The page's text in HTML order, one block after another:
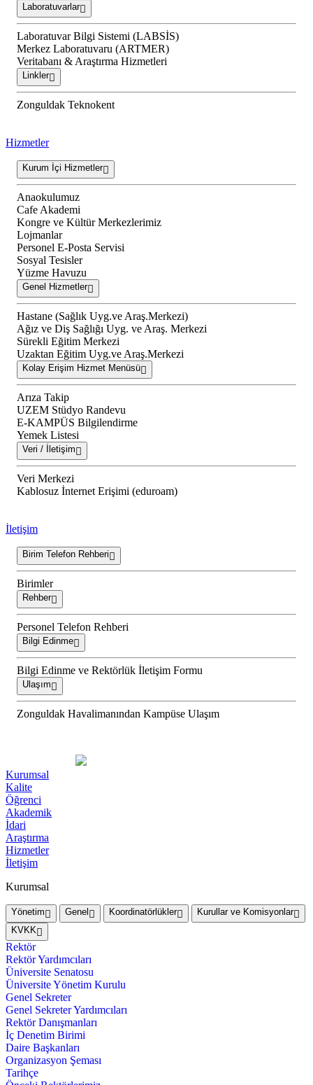
Laboratuvarlar
Laboratuvar Bilgi Sistemi (LABSİS)
Merkez Laboratuvaru (ARTMER)
Veritabanı & Araştırma Hizmetleri
Linkler
Zonguldak Teknokent
Hizmetler
Kurum İçi Hizmetler
Anaokulumuz
Cafe Akademi
Kongre ve Kültür Merkezlerimiz
Lojmanlar
Personel E-Posta Servisi
Sosyal Tesisler
Yüzme Havuzu
Genel Hizmetler
Hastane (Sağlık Uyg.ve Araş.Merkezi)
Ağız ve Diş Sağlığı Uyg. ve Araş. Merkezi
Sürekli Eğitim Merkezi
Uzaktan Eğitim Uyg.ve Araş.Merkezi
Kolay Erişim Hizmet Menüsü
Arıza Takip
UZEM Stüdyo Randevu
E-KAMPÜS Bilgilendirme
Yemek Listesi
Veri / İletişim
Veri Merkezi
Kablosuz İnternet Erişimi (eduroam)
İletişim
Birim Telefon Rehberi
Birimler
Rehber
Personel Telefon Rehberi
Bilgi Edinme
Bilgi Edinme ve Rektörlük İletişim Formu
Ulaşım
Zonguldak Havalimanından Kampüse Ulaşım
Kurumsal
Kalite
Öğrenci
Akademik
İdari
Araştırma
Hizmetler
İletişim
Kurumsal
Yönetim Genel Koordinatörlükler
Kurullar ve Komisyonlar
KVKK
Rektör
Rektör Yardımcıları
Üniversite Senatosu
Üniversite Yönetim Kurulu
Genel Sekreter
Genel Sekreter Yardımcıları
Rektör Danışmanları
İç Denetim Birimi
Daire Başkanları
Organizasyon Şeması
Tarihçe